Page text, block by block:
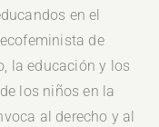
en el
de
la educación y los
los niños en la
al derecho y al